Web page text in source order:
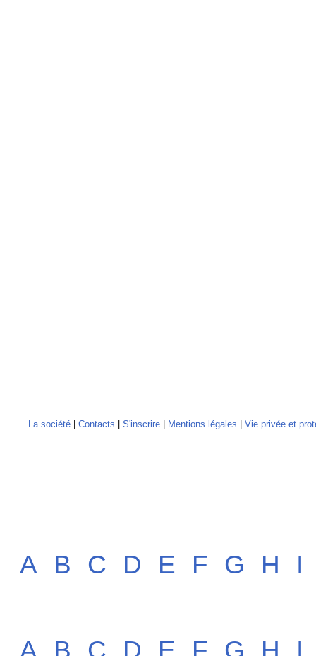
La société Contacts S'inscrire Mentions légales Vie privée et
A B C D E F G H I
A B C D E F G H I